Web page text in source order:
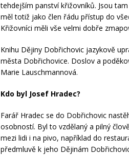
tehdejším panství křižovníků. Jsou
měl totiž jako člen řádu přístup do
Křižovníci měli vše velmi dobře
Knihu Dějiny Dobřichovic jazykově
města Dobřichovice. Doslov a
Marie Lauschmannová.
Kdo byl Josef Hradec?
Farář Hradec se do Dobřichovic
osobností. Byl to vzdělaný a pilný
mezi lidi i na pivo, například do
předmluvě k jeho Dějinám